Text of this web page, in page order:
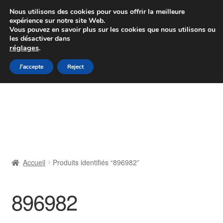
Colissimo livraison à partir de 7 EUR
Du lundi au vendredi de 9 h à 16 h
Aller
à
Aller
au
Livraison
Accueil Produits identifiés “896982”
896982
Nous utilisons des cookies pour vous offrir la meilleure
expérience sur notre site Web.
Vous pouvez en savoir plus sur les cookies que nous utilisons ou
les désactiver dans
réglages.
J'accepte Reject